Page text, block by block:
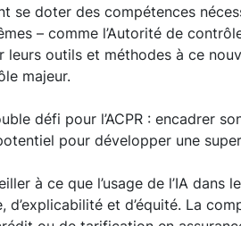
se doter des compétences
– comme l’Autorité de
leurs outils et méthodes à ce
majeur.
défi pour l’ACPR : encadrer
pour développer une
à ce que l’usage de l’IA
d’explicabilité et d’équité. La